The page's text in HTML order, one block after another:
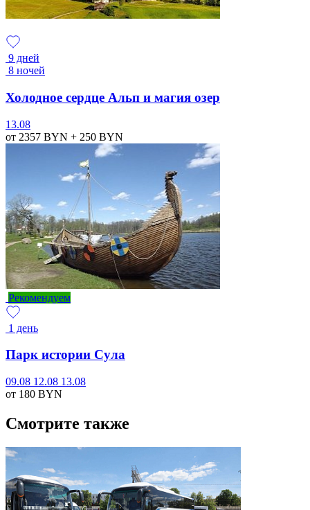
9 дней
8 ночей
Холодное сердце Альп и магия озер
13.08
от 2357 BYN + 250 BYN
Рекомендуем
1 день
Парк истории Сула
09.08 12.08 13.08
от 180 BYN
Смотрите также